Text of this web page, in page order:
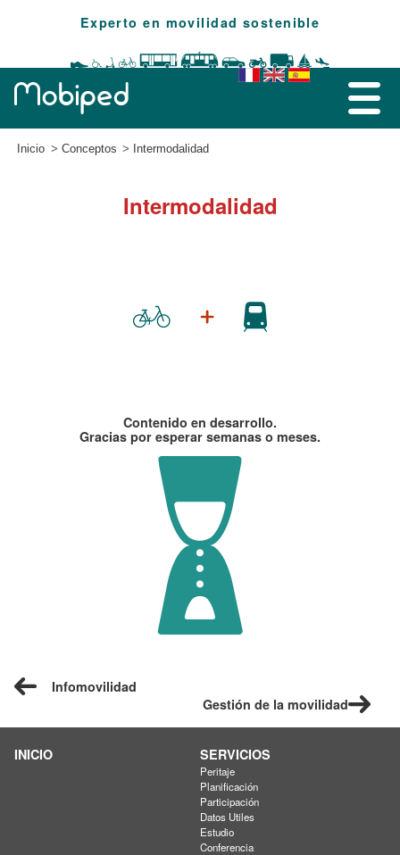
Experto en movilidad sostenible
Inicio Conceptos Intermodalidad
Intermodalidad
Contenido en desarrollo.
Gracias por esperar semanas o meses.
Infomovilidad
Gestión de la movilidad
INICIO SERVICIOS
Peritaje
Planificación
Participación
Datos Utiles
Estudio
Conferencia